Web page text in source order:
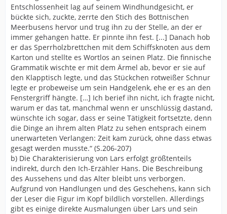
Entschlossenheit lag auf seinem Windhundgesicht, er
bückte sich, zuckte, zerrte den Stich des Bottnischen
Meerbusens hervor und trug ihn zu der Stelle, an der er
immer gehangen hatte. Er pinnte ihn fest. [...] Danach hob
er das Sperrholzbrettchen mit dem Schiffsknoten aus dem
Karton und stellte es Wortlos an seinen Platz. Die finnische
Grammatik wischte er mit dem Ärmel ab, bevor er sie auf
den Klapptisch legte, und das Stückchen rotweißer Schnur
legte er probeweise um sein Handgelenk, ehe er es an den
Fenstergriff hängte. […] Ich berief ihn nicht, ich fragte nicht,
warum er das tat, manchmal wenn er unschlüssig dastand,
wünschte ich sogar, dass er seine Tätigkeit fortsetzte, denn
die Dinge an ihrem alten Platz zu sehen entsprach einem
unerwarteten Verlangen: Zeit kam zurück, ohne dass etwas
gesagt werden musste.“ (S.206-207)
b) Die Charakterisierung von Lars erfolgt größtenteils
indirekt, durch den Ich-Erzähler Hans. Die Beschreibung
des Aussehens und das Alter bleibt uns verborgen.
Aufgrund von Handlungen und des Geschehens, kann sich
der Leser die Figur im Kopf bildlich vorstellen. Allerdings
gibt es einige direkte Ausmalungen über Lars und sein